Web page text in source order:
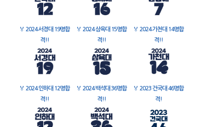
🏅 2024 서경대 19명합
격!!
🏅 2024 삼육대 15명합
격!!
🏅 2024 가천대 14명합
격!!
🏅 2024 인하대 12명합
격!!
🏅 2024 백석대 36명합
격!!
🏅 2023 건국대 46명합
격!